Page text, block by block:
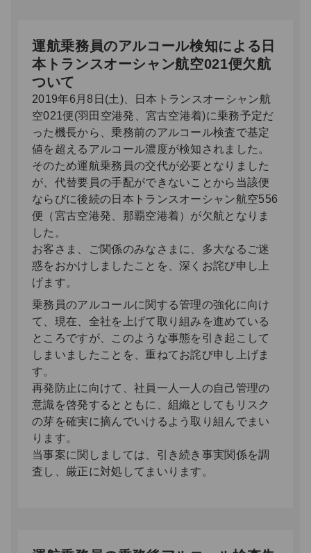
運航乗務員のアルコール検知による日
本トランスオーシャン航空021便欠航
ついて
2019年6月8日(土)、日本トランスオーシャン航
空021便(羽田空港発、宮古空港着)に乗務予定だ
った機長から、乗務前のアルコール検査で基定
値を超えるアルコール濃度が検知されました。
そのため運航乗務員の交代が必要となりました
が、代替要員の手配ができないことから当該便
ならびに後続の日本トランスオーシャン航空556
便（宮古空港発、那覇空港着）が欠航となりま
した。
お客さま、ご関係のみなさまに、多大なるご迷
惑をおかけしましたことを、深くお詫び申し上
げます。
乗務員のアルコールに関する管理の強化に向け
て、現在、全社を上げて取り組みを進めている
ところですが、このような事態を引き起こして
しまいましたことを、重ねてお詫び申し上げま
す。
再発防止に向けて、社員一人一人の自己管理の
意識を啓発するとともに、組織としてもリスク
の芽を確実に摘んでいけるよう取り組んでまい
ります。
当事案に関しましては、引き続き事実関係を調
査し、厳正に対処してまいります。